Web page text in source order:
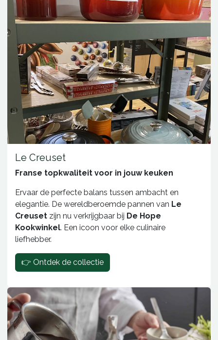
Le Creuset
Franse topkwaliteit voor in jouw keuken
Ervaar de perfecte balans tussen ambacht en
elegantie. De wereldberoemde pannen van Le
Creuset zijn nu verkrijgbaar bij De Hope
Kookwinkel. Een icoon voor elke culinaire
liefhebber.
👉 Ontdek de collectie